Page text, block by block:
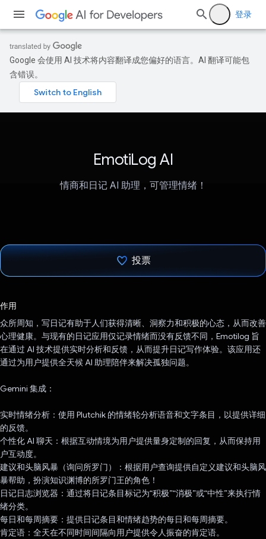
登录
Google 会使用 AI 技术将内容翻译成您偏好的语言。AI 翻译可能包
含错误。
EmotiLog AI
情商和日记 AI 助理，可管理情绪！
投票
作用
众所周知，写日记有助于人们获得清晰、洞察力和积极的心态，从而改善
心理健康。与现有的日记应用仅记录情绪而没有反馈不同，Emotilog 旨
在通过 AI 技术提供实时分析和反馈，从而提升日记写作体验。该应用还
通过为用户提供全天候 AI 助理陪伴来解决孤独问题。
Gemini 集成：
实时情绪分析：使用 Plutchik 的情绪轮分析语音和文字条目，以提供详细
的反馈。
个性化 AI 聊天：根据互动情境为用户提供量身定制的回复，从而保持用
户互动度。
建议和头脑风暴（询问所罗门）：根据用户查询提供自定义建议和头脑风
暴帮助，扮演知识渊博的所罗门王的角色！
日记日志浏览器：通过将日记条目标记为“积极”“消极”或“中性”来执行情
绪分类。
每日和每周摘要：提供日记条目和情绪趋势的每日和每周摘要。
肯定语：全天在不同时间间隔向用户提供令人振奋的肯定语。